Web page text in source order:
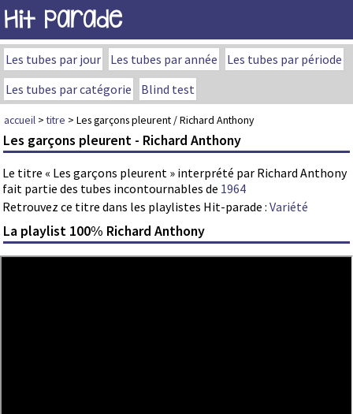
Hit Parade
Les tubes par jour Les tubes par année
Les tubes par période
Les tubes par catégorie
Blind test
accueil >titre > Les garçons pleurent / Richard Anthony
Les garçons pleurent - Richard Anthony
Le titre « Les garçons pleurent » interprété par Richard Anthony
fait partie des tubes incontournables de 1964
Retrouvez ce titre dans les playlistes Hit-parade : Variété
La playlist 100% Richard Anthony